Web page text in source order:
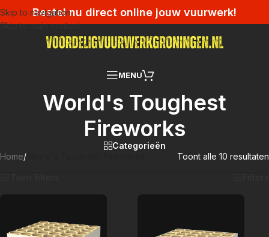
Skip to navigation
Skip to main content
Bestel nu direct online jouw vuurwerk!
MENU
World's Toughest
Fireworks
Categorieën
Home/ Toont alle 10 resultaten